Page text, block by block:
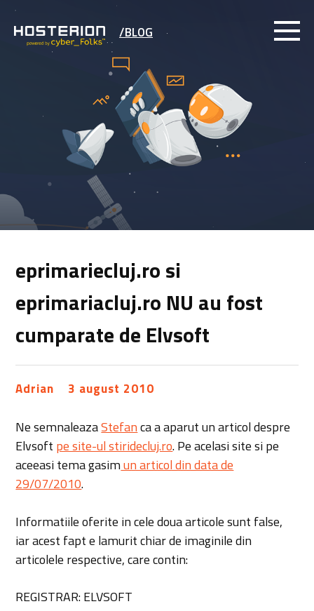
/BLOG
eprimariecluj.ro si
eprimariacluj.ro NU au fost
cumparate de Elvsoft
Adrian 3 august 2010
Ne semnaleazaStefanca a aparut un articol despre
Elvsoft pe site-ul stiridecluj.ro. Pe acelasi site si pe
aceeasi tema gasimun articol din data de
29/07/2010.
Informatiile oferite in cele doua articole sunt false,
iar acest fapt e lamurit chiar de imaginile din
articolele respective, care contin:
REGISTRAR: ELVSOFT